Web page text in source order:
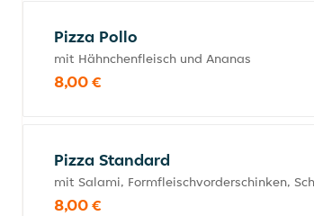
Pizza Pollo
mit Hähnchenfleisch und Ananas
8,00 €
Pizza Standard
mit Salami, Formfleischvorderschinken,
8,00 €